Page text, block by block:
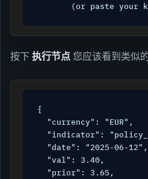
(or paste your
按下 执行节点您应该看到类似
{
  "currency": "EUR",
"indicator":
  "date": "2025-06-12",
  "val": 3.40,
  "prior": 3.65,